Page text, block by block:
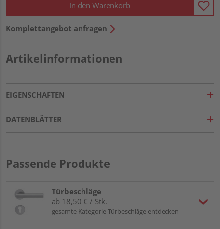
In den Warenkorb
Komplettangebot anfragen
Artikelinformationen
EIGENSCHAFTEN
DATENBLÄTTER
Passende Produkte
Türbeschläge
ab 18,50 € / Stk.
gesamte Kategorie Türbeschläge entdecken